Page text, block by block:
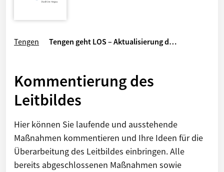
Tengen Tengen geht LOS – Aktualisierung d…
Kommentierung des
Leitbildes
Hier können Sie laufende und ausstehende
Maßnahmen kommentieren und Ihre Ideen für die
Überarbeitung des Leitbildes einbringen. Alle
bereits abgeschlossenen Maßnahmen sowie